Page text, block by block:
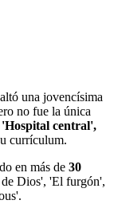
una jovencísima
no fue la única
'Hospital central',
currículum.
en más de 30
Dios', 'El furgón',